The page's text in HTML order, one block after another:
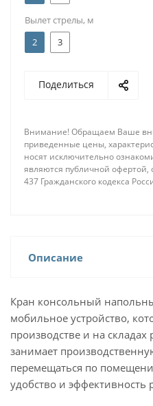
Вылет стрелы, м
2
3
Поделиться
Внимание! Обращаем Ваше
приведенные цены,
носят исключительно
являются публичной офертой,
437 Гражданского кодекса
Описание
Кран консольный
мобильное устройство,
производстве и на
занимает
перемещаться по
удобство и эффективность